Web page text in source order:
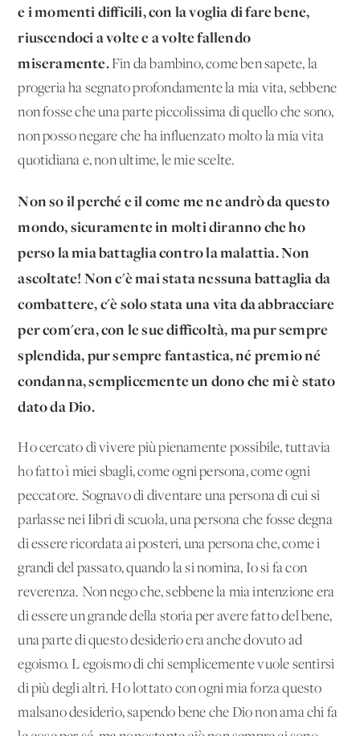
e i momenti difficili, con la voglia di fare bene,
riuscendoci a volte e a volte fallendo
miseramente.Fin da bambino, come ben sapete, la
progeria ha segnato profondamente la mia vita, sebbene
non fosse che una parte piccolissima di quello che sono,
non posso negare che ha influenzato molto la mia vita
quotidiana e, non ultime, le mie scelte.
Non so il perché e il come me ne andrò da questo
mondo, sicuramente in molti diranno che ho
perso la mia battaglia contro la malattia. Non
ascoltate! Non c'è mai stata nessuna battaglia da
combattere, c'è solo stata una vita da abbracciare
per com'era, con le sue difficoltà, ma pur sempre
splendida, pur sempre fantastica, né premio né
condanna, semplicemente un dono che mi è stato
dato da Dio.
Ho cercato di vivere più pienamente possibile, tuttavia
ho fatto ì miei sbagli, come ogni persona, come ogni
peccatore. Sognavo di diventare una persona di cui si
parlasse nei Iibri di scuola, una persona che fosse degna
di essere ricordata ai posteri, una persona che, come i
grandi del passato, quando la si nomina, Io si fa con
reverenza. Non nego che, sebbene la mia intenzione era
di essere un grande della storia per avere fatto del bene,
una parte di questo desiderio era anche dovuto ad
egoismo. L'egoismo di chi semplicemente vuole sentirsi
di più degli altri. Ho lottato con ogni mia forza questo
malsano desiderio, sapendo bene che Dio non ama chi fa